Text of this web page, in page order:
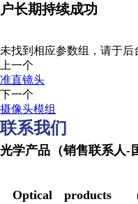
户长期持续成功
未找到相应参数组，请于后
上一个
准直镜头
下一个
摄像头模组
联系我们
光学产品（销
Optical products